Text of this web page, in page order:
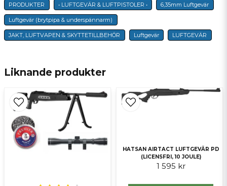
name
Namn
Ja, ni får publicera min fråga
Liknande produkter
HATSAN AIRTACT LUFTGEVÄR PD
(LICENSFRI, 10 JOULE)
1 595 kr
PRODUKTER • LUFTGEVÄR & LUFTPISTOLER • 6,35mm Luftgevär
Luftgevär (brytpipa & underspännarm)
JAKT, LUFTVAPEN & SKYTTETILLBEHÖR Luftgevär LUFTGEVÄR